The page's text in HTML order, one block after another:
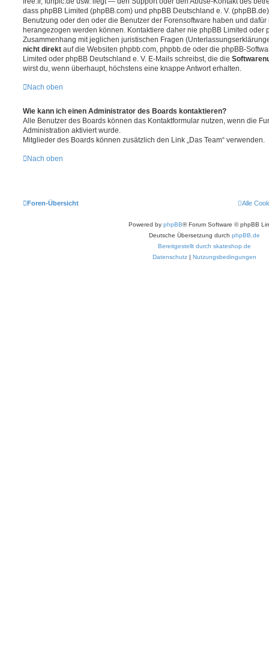
dass phpBB Limited (phpBB.com) und phpBB Deutschland e. V.
Benutzung oder den oder die Benutzer der Forensoftware haben und
herangezogen werden können. Kontaktiere daher nie phpBB Limited oder
Zusammenhang mit jeglichen juristischen Fragen
nicht direkt auf die Websiten phpbb.com, phpbb.de oder die phpBB-
Limited oder phpBB Deutschland e. V. E-Mails schreibst, die die
wirst du, wenn überhaupt, höchstens eine knappe Antwort erhalten.
Nach oben
Wie kann ich einen Administrator des Boards kontaktieren?
Alle Benutzer des Boards können das Kontaktformular nutzen, wenn die
Administration aktiviert wurde.
Mitglieder des Boards können zusätzlich den Link „Das Team“ verwenden.
Nach oben
Foren-Übersicht Alle
Powered by phpBB® Forum Software © phpBB
Deutsche Übersetzung durch phpBB.de
Bereitgestellt durch skateshop.de
Datenschutz | Nutzungsbedingungen